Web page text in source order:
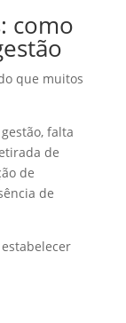
como
que muitos
falta
de
de
de